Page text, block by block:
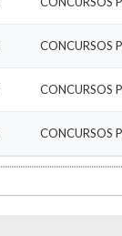
CONCURSOS
CONCURSOS
CONCURSOS